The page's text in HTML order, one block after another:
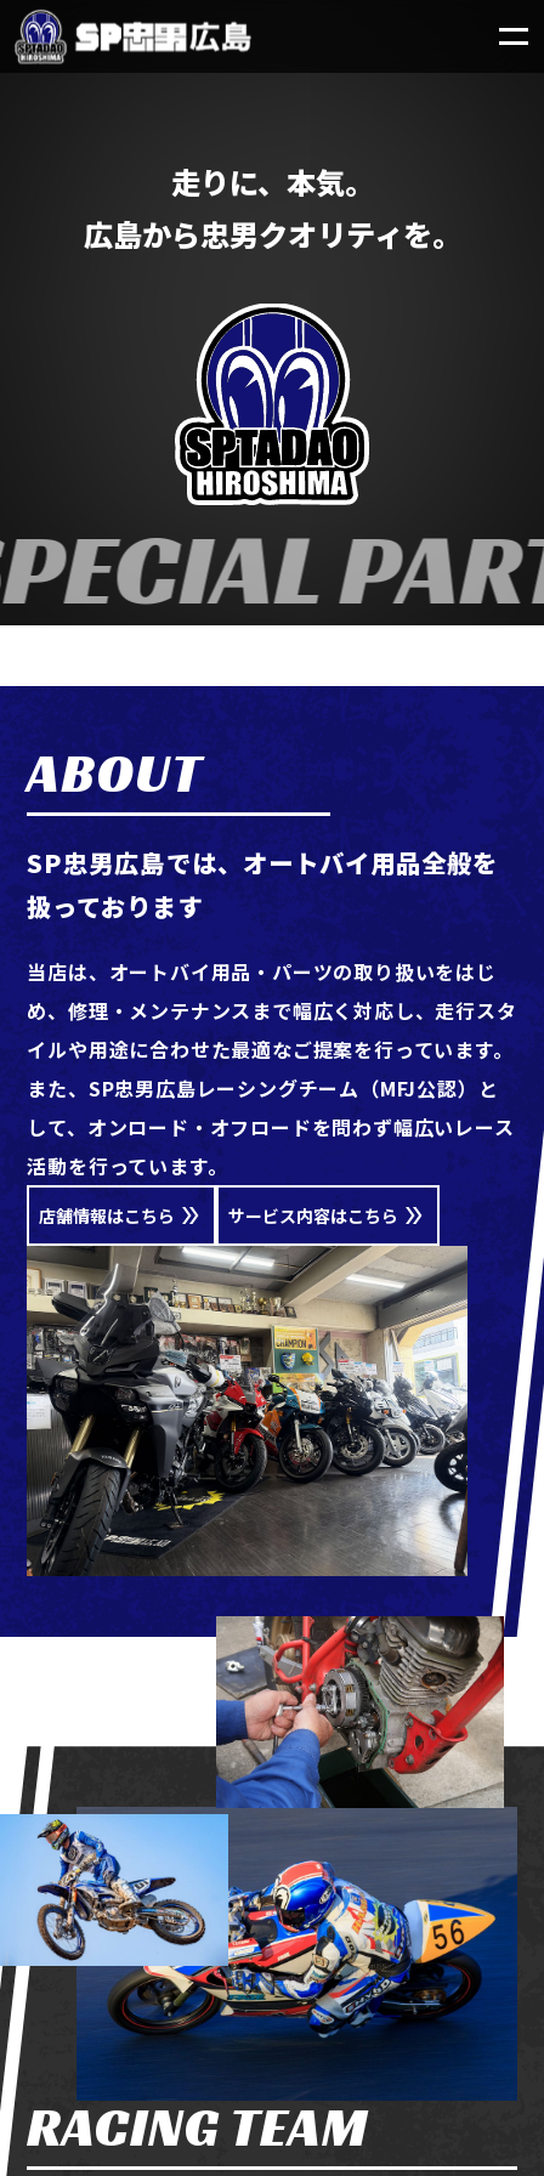
走りに、本気。
広島から忠男クオリティを。
ABOUT
SP忠男広島では、オートバイ用品全般を
扱っております
当店は、オートバイ用品・パーツの取り扱いをはじ
め、修理・メンテナンスまで幅広く対応し、走行スタ
イルや用途に合わせた最適なご提案を行っています。
また、SP忠男広島レーシングチーム（MFJ公認）と
して、オンロード・オフロードを問わず幅広いレース
活動を行っています。
店舗情報はこちら サービス内容はこちら
RACING TEAM